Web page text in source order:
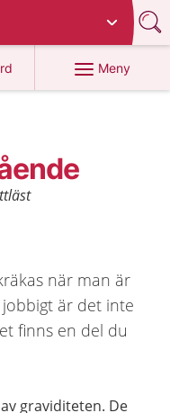
Meny
när man är
är det inte
finns en del du
graviditeten. De